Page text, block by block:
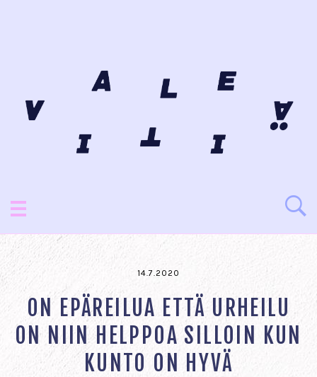
14.7.2020
ON EPÄREILUA ETTÄ URHEILU
ON NIIN HELPPOA SILLOIN KUN
KUNTO ON HYVÄ